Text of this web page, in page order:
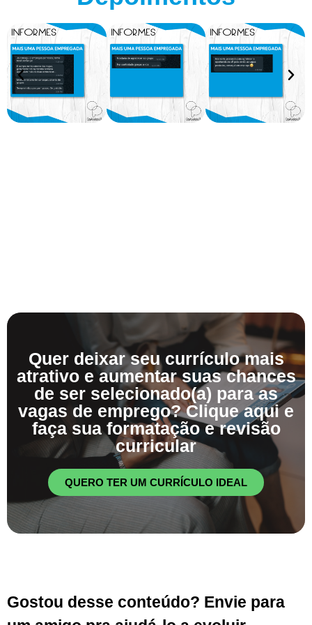
Quer deixar seu currículo mais
atrativo e aumentar suas chances
de ser selecionado(a) para as
vagas de emprego? Clique aqui e
faça sua formatação e revisão
curricular
QUERO TER UM CURRÍCULO IDEAL
Gostou desse conteúdo? Envie para